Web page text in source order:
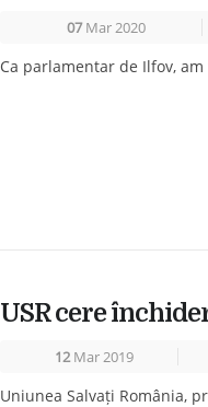
07Mar 2020
Ca parlamentar de Ilfov,
USR cere
12Mar 2019
Uniunea Salvați România,